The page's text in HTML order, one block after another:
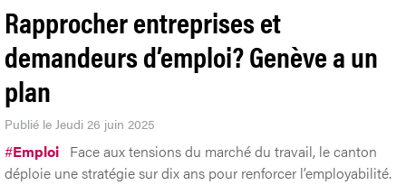
Rapprocher entreprises et
demandeurs d’emploi? Genève a un
plan
Publié le Jeudi 26 juin 2025
#Emploi Face aux tensions du marché du travail, le canton
déploie une stratégie sur dix ans pour renforcer l’employabilité.